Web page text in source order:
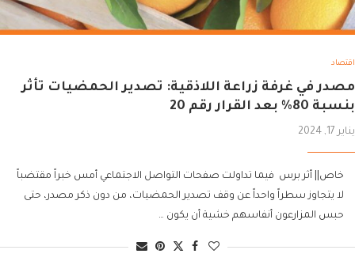
اقتصاد
مصدر في غرفة زراعة اللاذقية: تصدير الحمضيات تأثر
بنسبة 80% بعد القرار رقم 20
يناير 17, 2024
خاص|| أثر برس فيما تداولت صفحات التواصل الاجتماعي أمس خبراً مقتضباً
لا يتجاوز سطراً واحداً عن وقف تصدير الحمضيات، من دون ذكر مصدر، حتى
حبس المزارعون أنفاسهم خشية أن يكون …